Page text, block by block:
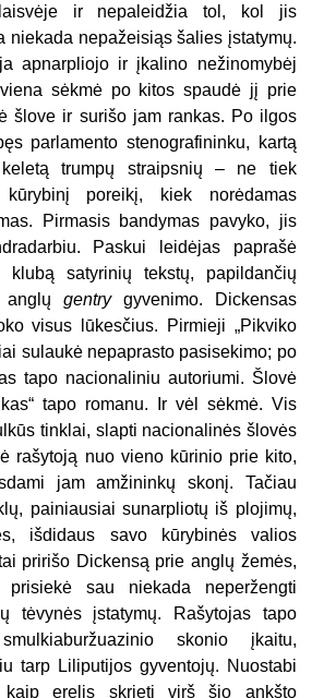
ir nepaleidžia tol, kol jis
niekada nepažeisiąs šalies įstatymų.
apnarpliojo ir įkalino nežinomybėj
sėkmė po kitos spaudė jį prie
šlove ir surišo jam rankas. Po ilgos
parlamento stenografininku, kartą
trumpų straipsnių – ne tiek
poreikį, kiek norėdamas
Pirmasis bandymas pavyko, jis
Paskui leidėjas paprašė
satyrinių tekstų, papildančių
anglų gentrygyvenimo. Dickensas
visus lūkesčius. Pirmieji „Pikviko
sulaukė nepaprasto pasisekimo; po
tapo nacionaliniu autoriumi. Šlovė
tapo romanu. Ir vėl sėkmė. Vis
tinklai, slapti nacionalinės šlovės
rašytoją nuo vieno kūrinio prie kito,
jam amžininkų skonį. Tačiau
painiausiai sunarpliotų iš plojimų,
išdidaus savo kūrybinės valios
pririšo Dickensą prie anglų žemės,
sau niekada neperžengti
tėvynės įstatymų. Rašytojas tapo
skonio įkaitu,
tarp Liliputijos gyventojų. Nuostabi
kaip erelis skrieti virš šio ankšto